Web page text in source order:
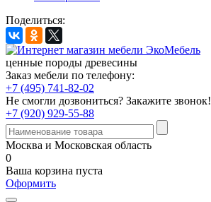
Поделиться:
ценные породы древесины
Заказ мебели по телефону:
+7 (495) 741-82-02
Не смогли дозвониться? Закажите звонок!
+7 (920) 929-55-88
Москва и Московская область
0
Ваша корзина пуста
Оформить